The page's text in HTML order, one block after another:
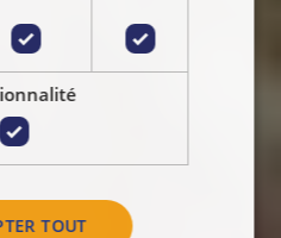
TOUT